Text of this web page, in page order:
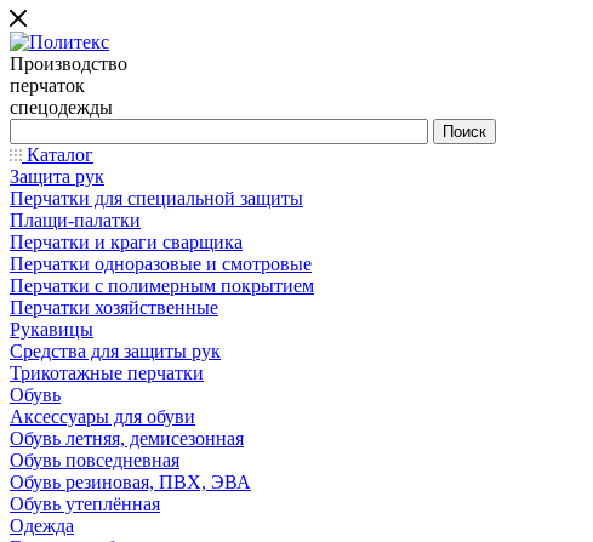
Производство
перчаток
спецодежды
Каталог
Защита рук
Перчатки для специальной защиты
Плащи-палатки
Перчатки и краги сварщика
Перчатки одноразовые и смотровые
Перчатки с полимерным покрытием
Перчатки хозяйственные
Рукавицы
Средства для защиты рук
Трикотажные перчатки
Обувь
Аксессуары для обуви
Обувь летняя, демисезонная
Обувь повседневная
Обувь резиновая, ПВХ, ЭВА
Обувь утеплённая
Одежда